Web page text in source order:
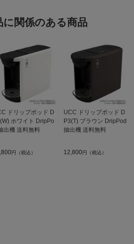
に関係のある商品
ドリップポッド D
ホワイト DripPo
出機 送料無料
円（税込）
UCC ドリップポッド D
P3(T) ブラウン DripPod
抽出機 送料無料
12,800円（税込）